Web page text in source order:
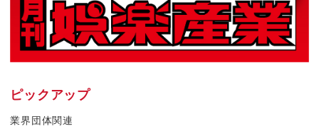
ピックアップ
業界団体関連